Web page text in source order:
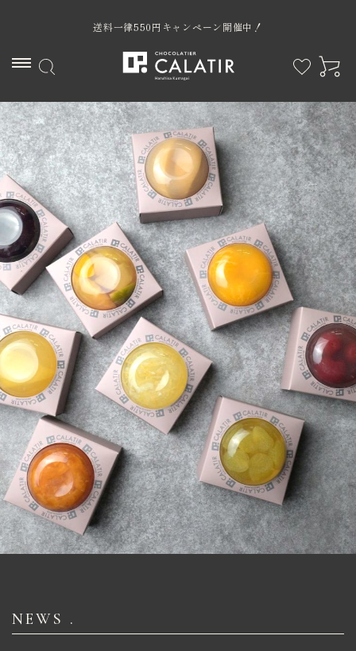
送料一律550円キャンペーン開催中！
ACCOUNT MENU
ようこそ ゲスト 様
ログイン 新規会員登録
カテゴリー
限定商品
価格から探す
卸売り販売
インフォメーション
NEWS .